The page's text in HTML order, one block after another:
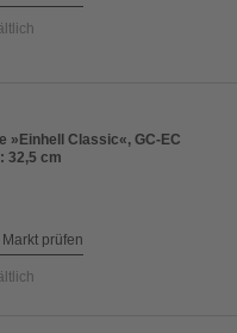
»Einhell Classic«, GC-EC
32,5 cm
prüfen